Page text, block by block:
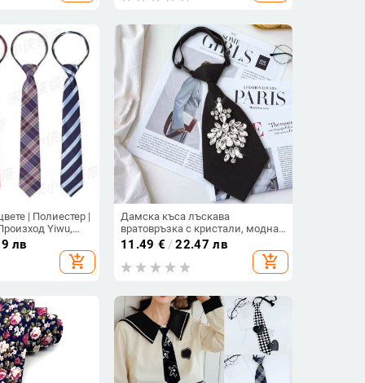
| Полиестер |
Yiwu,
лв
add_shopping_cart
Дамска къса лъскава
вратовръзка с кристали, модна
сладка безплатна вратовръзка,
бяла риза, аксесоари за
вратовръзка
11.49 € /22.47 лв
add_shopping_cart